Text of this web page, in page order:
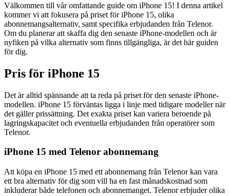
Välkommen till vår omfattande guide om iPhone 15! I denna artikel
kommer vi att fokusera på priset för iPhone 15, olika
abonnemangsalternativ, samt specifika erbjudanden från Telenor.
Om du planerar att skaffa dig den senaste iPhone-modellen och är
nyfiken på vilka alternativ som finns tillgängliga, är det här guiden
för dig.
Pris för iPhone 15
Det är alltid spännande att ta reda på priset för den senaste iPhone-
modellen. iPhone 15 förväntas ligga i linje med tidigare modeller när
det gäller prissättning. Det exakta priset kan variera beroende på
lagringskapacitet och eventuella erbjudanden från operatörer som
Telenor.
iPhone 15 med Telenor abonnemang
Att köpa en iPhone 15 med ett abonnemang från Telenor kan vara
ett bra alternativ för dig som vill ha en fast månadskostnad som
inkluderar både telefonen och abonnemanget. Telenor erbjuder olika